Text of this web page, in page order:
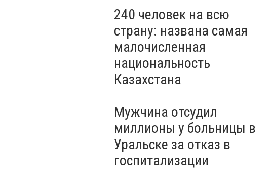
240 человек на всю
страну: названа самая
малочисленная
национальность
Казахстана
Мужчина отсудил
миллионы у больницы в
Уральске за отказ в
госпитализации